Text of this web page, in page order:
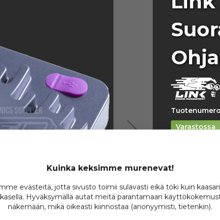
Kuinka keksimme murenevat!
evästeitä, jotta sivusto toimii sulavasti eikä töki kuin
Hyväksymällä autat meitä parantamaan
näkemään, mikä oikeasti kiinnostaa (anonyymisti, tietenkin).
Varastossa
Ole